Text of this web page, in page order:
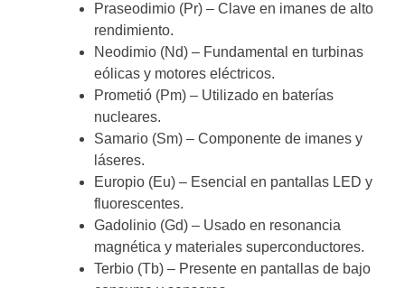
Praseodimio (Pr) – Clave en imanes de alto
rendimiento.
Neodimio (Nd) – Fundamental en turbinas
eólicas y motores eléctricos.
Prometió (Pm) – Utilizado en baterías
nucleares.
Samario (Sm) – Componente de imanes y
láseres.
Europio (Eu) – Esencial en pantallas LED y
fluorescentes.
Gadolinio (Gd) – Usado en resonancia
magnética y materiales superconductores.
Terbio (Tb) – Presente en pantallas de bajo